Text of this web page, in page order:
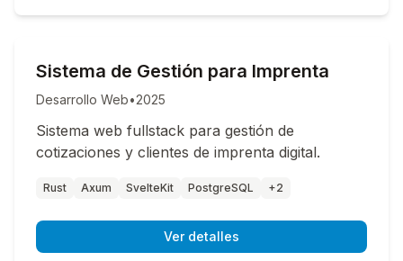
Sistema de Gestión para Imprenta
Desarrollo Web•2025
Sistema web fullstack para gestión de
cotizaciones y clientes de imprenta digital.
Rust Axum SvelteKit PostgreSQL +2
Ver detalles